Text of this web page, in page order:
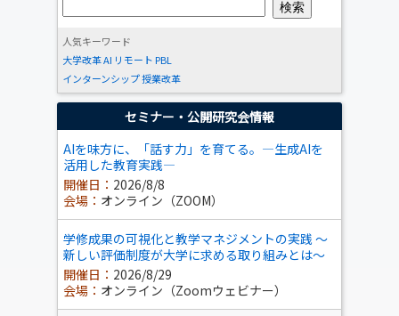
人気キーワード
大学改革AI リモート PBL
インターンシップ授業改革
セミナー・公開研究会情報
AIを味方に、「話す力」を育てる。―生成AIを
活用した教育実践―
開催日： 2026/8/8
会場： オンライン（ZOOM）
学修成果の可視化と教学マネジメントの実践 ～
新しい評価制度が大学に求める取り組みとは～
開催日： 2026/8/29
会場： オンライン（Zoomウェビナー）